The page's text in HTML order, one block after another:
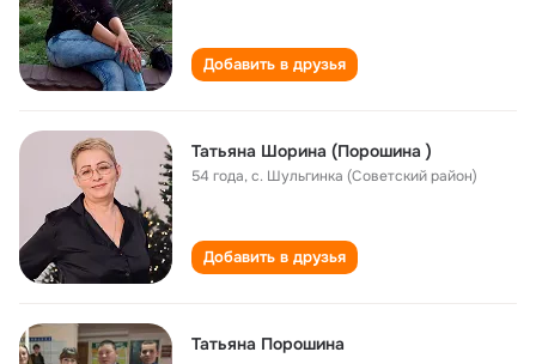
Добавить в друзья
Татьяна Шорина (Порошина )
54 года,с. Шульгинка (Советский район)
Добавить в друзья
Татьяна Порошина